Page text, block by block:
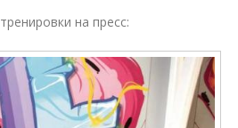
на пресс: